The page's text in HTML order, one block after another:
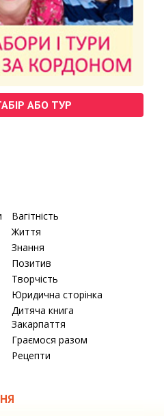
АБО ТУР
Вагітність
Життя
Знання
Позитив
Творчість
Юридична сторінка
Дитяча книга
Закарпаття
Граємося разом
Рецепти